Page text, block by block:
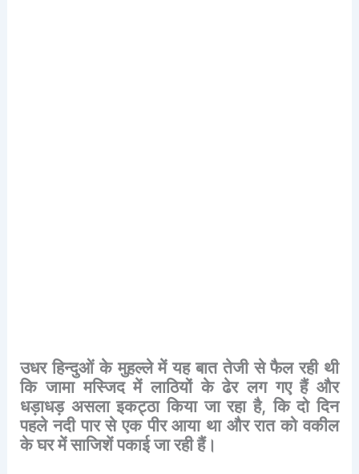
उधर हिन्दुओं के मुहल्ले में यह बात तेजी से फैल रही थी
कि जामा मस्जिद में लाठियों के ढेर लग गए हैं और
धड़ाधड़ असला इकट्ठा किया जा रहा है,कि दो दिन
पहले नदी पार से एक पीर आया था और रात को वकील
केघरमेंसाजिशेंपकाईजारहीहैं।